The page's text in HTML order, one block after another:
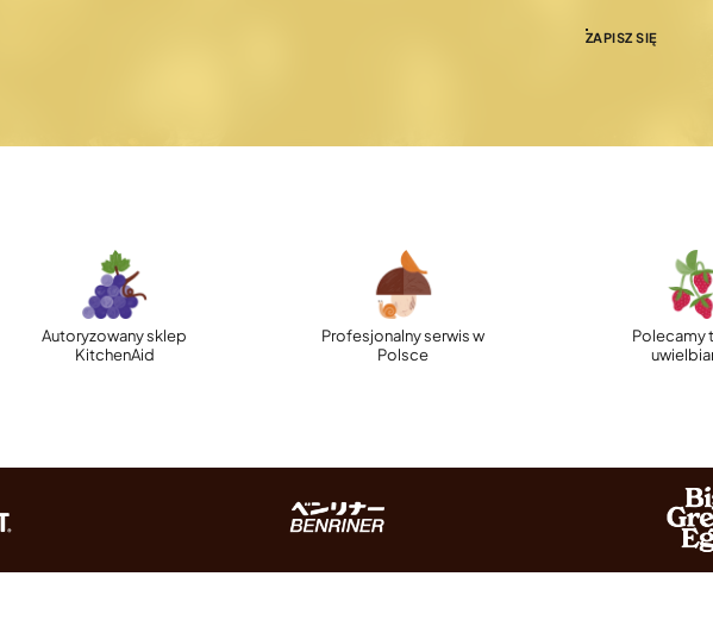
ZAPISZ SIĘ
Autoryzowany sklep
KitchenAid
Profesjonalny serwis w
Polsce
Polecamy